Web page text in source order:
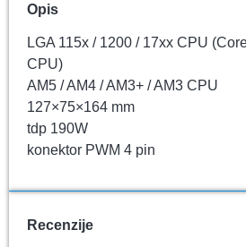
Opis
LGA 115x / 1200 / 17xx CPU
CPU)
AM5 / AM4 / AM3+ / AM3 CPU
127×75×164 mm
tdp 190W
konektor PWM 4 pin
Recenzije